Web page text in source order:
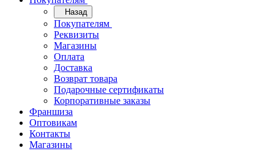
Назад
Покупателям
Реквизиты
Магазины
Оплата
Доставка
Возврат товара
Подарочные сертификаты
Корпоративные заказы
Франшиза
Оптовикам
Контакты
Магазины